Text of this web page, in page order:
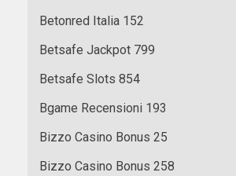
Betonred Italia 152
Betsafe Jackpot 799
Betsafe Slots 854
Bgame Recensioni 193
Bizzo Casino Bonus 25
Bizzo Casino Bonus 258